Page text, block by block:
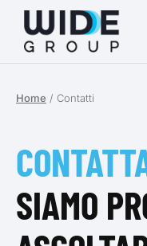
Home / Contatti
SIAMO